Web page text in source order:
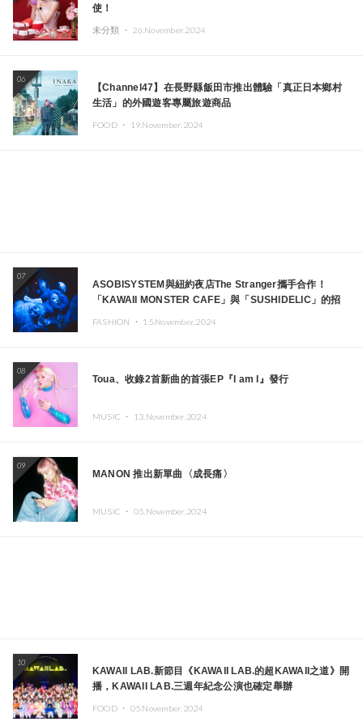
使！
未分類 ・ 26.November.2024
06
【Channel47】在長野縣飯田市推出體驗「真正日本鄉村
生活」的外國遊客專屬旅遊商品
FOOD ・ 19.November.2024
07
ASOBISYSTEM與紐約夜店The Stranger攜手合作！
「KAWAII MONSTER CAFE」與「SUSHIDELIC」的招
FASHION ・ 15.November.2024
08
Toua、收錄2首新曲的首張EP『I am I』發行
MUSIC ・ 13.November.2024
09
MANON 推出新單曲〈成長痛〉
MUSIC ・ 05.November.2024
10
KAWAII LAB.新節目《KAWAII LAB.的超KAWAII之道》開
播，KAWAII LAB.三週年紀念公演也確定舉辦
FOOD ・ 05.November.2024